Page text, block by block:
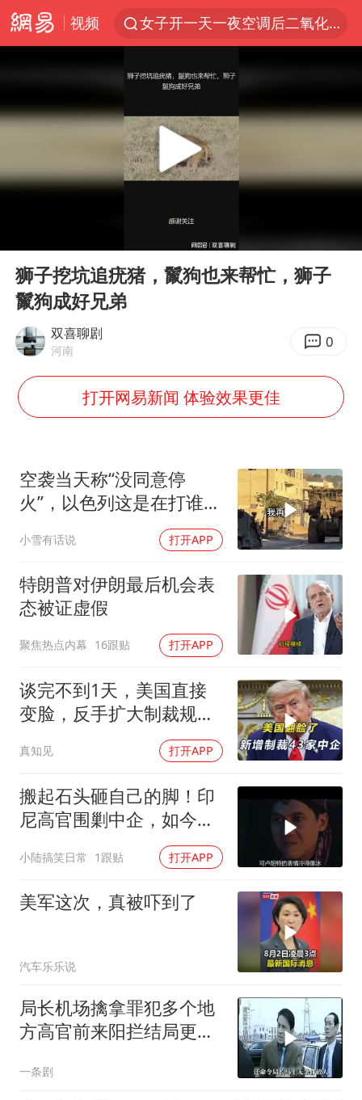
视频
女子开一天一夜空调后二氧化碳中毒
泰国校园枪击案死亡人数升至7人
女孩摆摊卖菌子时收到北大通知书
改名后的“青海拉面”店
粉笔教育发布“自曝式”公开信
四川宜宾市高县发生4.9级地震
国民党推出AI发言人“郑小文”
A股收盘：三大指数均涨超1%
如何把百年大党建设得更加坚强有力？
Play
狮子挖坑追疣猪，鬣狗也来帮忙，狮子
鬣狗成好兄弟
双喜聊剧
河南 0
打开网易新闻 体验效果更佳
空袭当天称“没同意停
火”，以色列这是在打谁的
小雪有话说 打开APP
特朗普对伊朗最后机会表
态被证虚假
聚焦热点内幕 16跟贴 打开APP
谈完不到1天，美国直接
变脸，反手扩大制裁规
模，43家中企遭殃
真知见 打开APP
搬起石头砸自己的脚！印
尼高官围剿中企，如今烂
小陆搞笑日常 1跟贴 打开APP
美军这次，真被吓到了
汽车乐乐说
局长机场擒拿罪犯多个地
方高官前来阳拦结局更引
一条剧